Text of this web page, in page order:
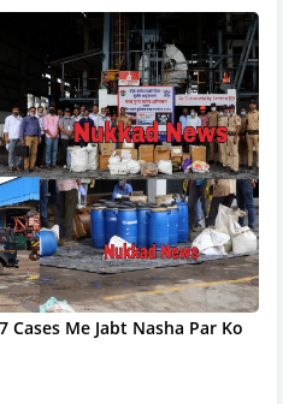
Cases Me Jabt Nasha Par Ko